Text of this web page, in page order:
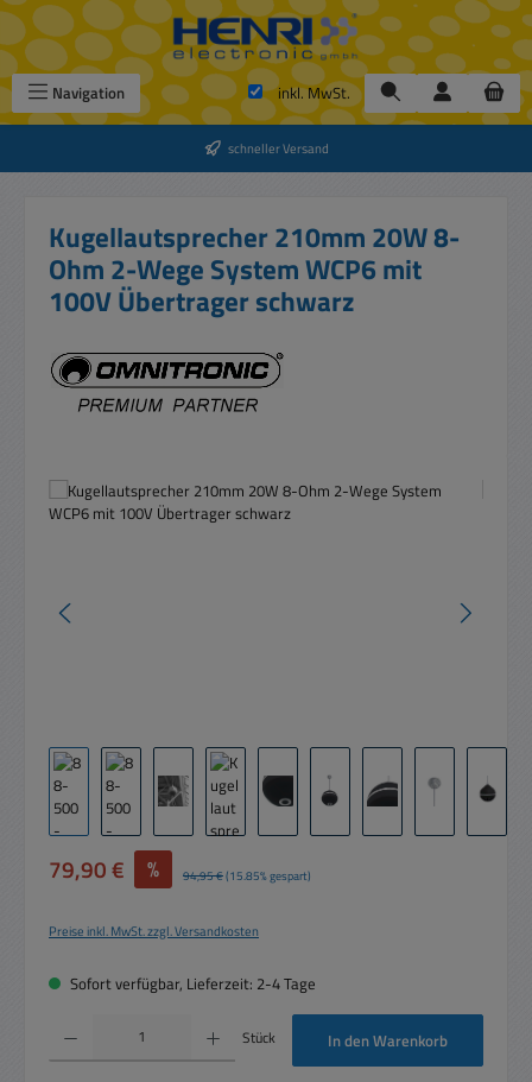
Zum Hauptinhalt springen
Navigation inkl. MwSt.
schneller Versand
Kugellautsprecher 210mm 20W 8-
Ohm 2-Wege System WCP6 mit
100V Übertrager schwarz
Bildergalerie überspringen
Verkaufspreis:
79,90 € % Regulärer Preis:
94,95 €(15.85% gespart)
Preise inkl. MwSt. zzgl. Versandkosten
Sofort verfügbar, Lieferzeit: 2-4 Tage
Produkt Anzahl: Gib den gewünschten Wert ein oder benutze die Schaltflächen um
Stück In den Warenkorb